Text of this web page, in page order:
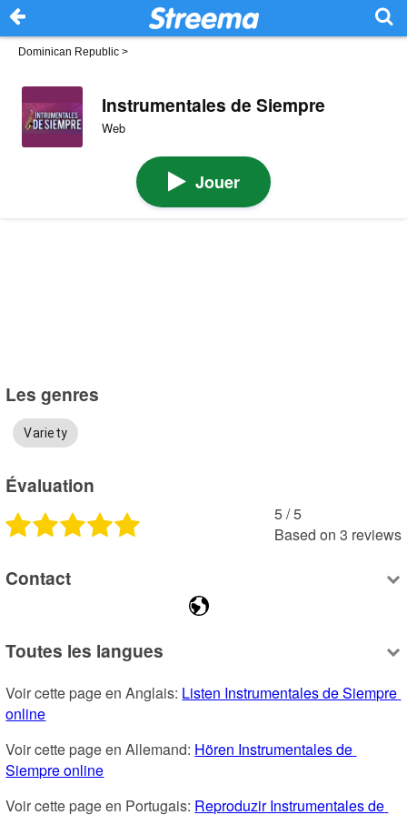
Dominican Republic >
Instrumentales de Siempre
Web
Jouer
Les genres
Variety
Évaluation
5 /5
Based on 3 reviews
Contact
Toutes les langues
Voir cette page en Anglais: Listen Instrumentales de Siempre
online
Voir cette page en Allemand: Hören Instrumentales de
Siempre online
Voir cette page en Portugais: Reproduzir Instrumentales de